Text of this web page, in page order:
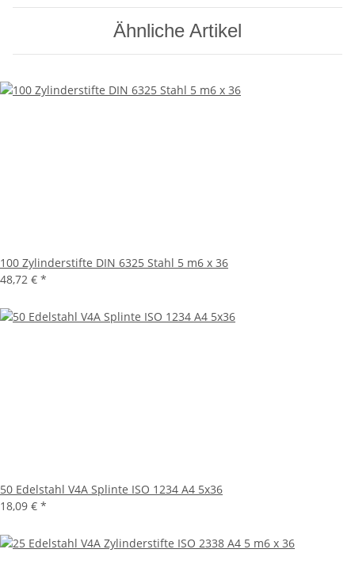
Ähnliche Artikel
100 Zylinderstifte DIN 6325 Stahl 5 m6 x 36
48,72 € *
50 Edelstahl V4A Splinte ISO 1234 A4 5x36
18,09 € *